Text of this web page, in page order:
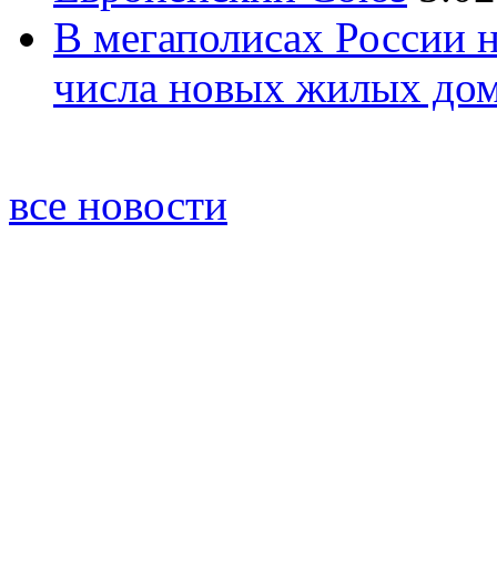
В мегаполисах России
числа новых жилых
все новости